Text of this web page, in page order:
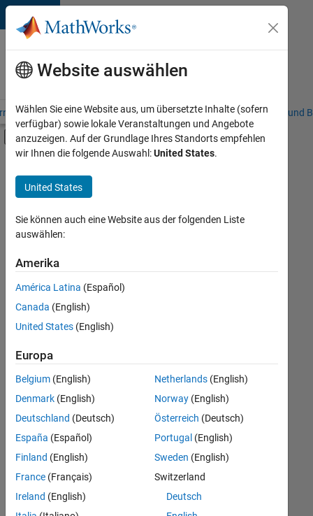
Weiter zum Inhalt
Karriere
bei
MathWorks
– Übersicht Stellensuche Niederlassungen Studierende und
Umschaltung für Off-Canvas-
Hauptinhalt
Programm für Berufseinsteiger (EDG)
Business Applications and Tools
Globalisierung
Information Technology
Infrastructure and Architecture
Release Engineering
Software Process Engineering
Web Applications and Services
+7
Derzeit
es
keine
offenen
Stellen,
Ihren
Suchkriterien
entsprechen.
können
die
Suchkriterien
weiter
fassen
oder
alle
Website auswählen
Wählen Sie eine Website aus, um übersetzte Inhalte (sofern
verfügbar) sowie lokale Veranstaltungen und Angebote
anzuzeigen. Auf der Grundlage Ihres Standorts empfehlen
wir Ihnen die folgende Auswahl:United States.
United States
Sie können auch eine Website aus der folgenden Liste
auswählen:
Amerika
América Latina (Español)
Canada (English)
United States (English)
Europa
Belgium (English)
Denmark (English)
Deutschland (Deutsch)
España (Español)
Finland (English)
France (Français)
Ireland (English)
Netherlands(English)
Norway(English)
Österreich (Deutsch)
Portugal (English)
Sweden (English)
Switzerland
Deutsch